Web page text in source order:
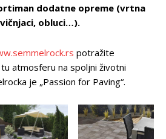
dodatne opreme (vrtna
obluci…).
potražite
atmosferu na spoljni životni
je „Passion for Paving“.